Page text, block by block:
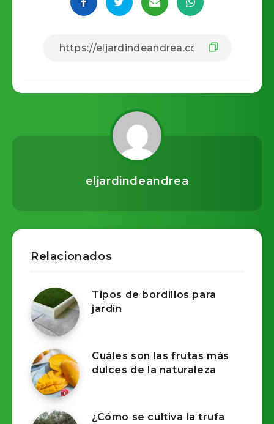
eljardindeandrea
Relacionados
Tipos de bordillos para
jardín​
Cuáles son las frutas más
dulces de la naturaleza​
¿Cómo se cultiva la trufa